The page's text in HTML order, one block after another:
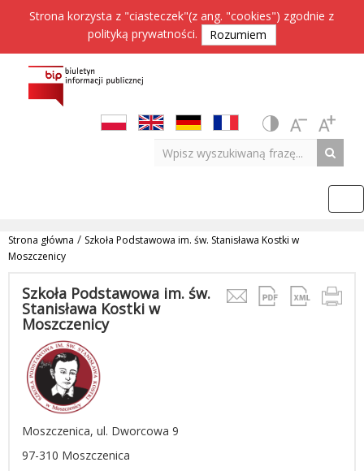
Strona korzysta z "ciasteczek"(z ang. "cookies") zgodnie z
polityką prywatności. Rozumiem
Strona główna / Szkoła Podstawowa im. św. Stanisława Kostki w
Moszczenicy
Szkoła Podstawowa im. św.
Stanisława Kostki w
Moszczenicy
Moszczenica, ul. Dworcowa 9
97-310 Moszczenica